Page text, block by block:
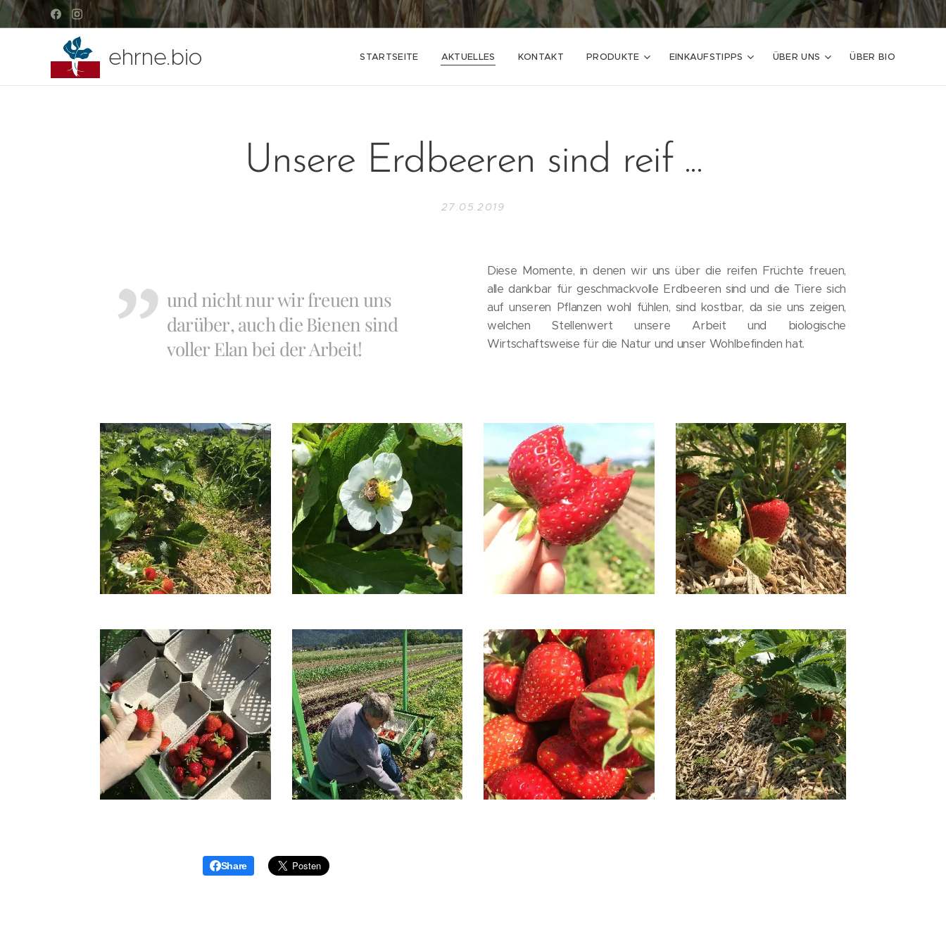
ehrne.bio STARTSEITE AKTUELLES KONTAKT PRODUKTE EINKAUFSTIPPS ÜBER UNS ÜBER BIO
Unsere Erdbeeren sind reif ...
27.05.2019
und nicht nur wir freuen uns
darüber, auch die Bienen sind
voller Elan bei der Arbeit!
Diese Momente, in denen wir uns über die reifen Früchte freuen,
alle dankbar für geschmackvolle Erdbeeren sind und die Tiere sich
auf unseren Pflanzen wohl fühlen, sind kostbar, da sie uns zeigen,
welchen Stellenwert unsere Arbeit und biologische
Wirtschaftsweise für die Natur und unser Wohlbefinden hat.
Share